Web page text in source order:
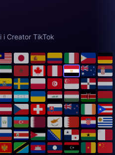
i Creator TikTok